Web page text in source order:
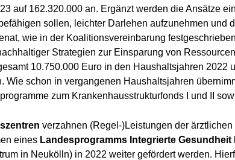
auf 162.320.000 an. Ergänzt werden die Ansätze
sollen, leichter Darlehen aufzunehmen und
wie in der Koalitionsvereinbarung
Strategien zur Einsparung von
10.750.000 Euro in den Haushaltsjahren 2022
Wie schon in vergangenen Haushaltsjahren
zum Krankenhausstrukturfonds I und II
verzahnen (Regel-)Leistungen der
eines Landesprogramms Integrierte Gesundheit
in Neukölln) in 2022 weiter gefördert werden.